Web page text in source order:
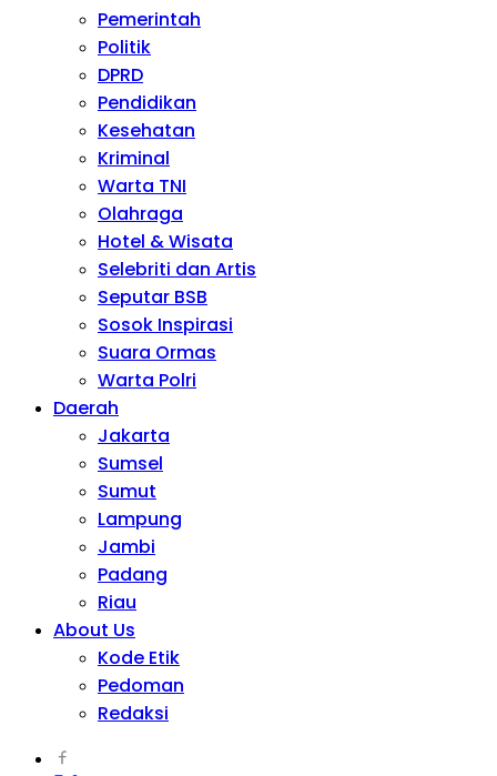
Pemerintah
Politik
DPRD
Pendidikan
Kesehatan
Kriminal
Warta TNI
Olahraga
Hotel & Wisata
Selebriti dan Artis
Seputar BSB
Sosok Inspirasi
Suara Ormas
Warta Polri
Daerah
Jakarta
Sumsel
Sumut
Lampung
Jambi
Padang
Riau
About Us
Kode Etik
Pedoman
Redaksi